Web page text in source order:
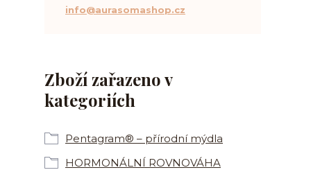
Zboží zařazeno v
kategoriích
Pentagram® – přírodní mýdla
HORMONÁLNÍ ROVNOVÁHA
info@aurasomashop.cz